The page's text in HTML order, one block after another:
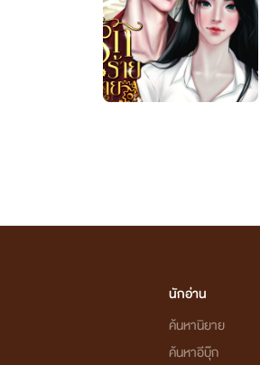
นักอ่าน
ค้นหานิยาย
ค้นหาอีบุ๊ก